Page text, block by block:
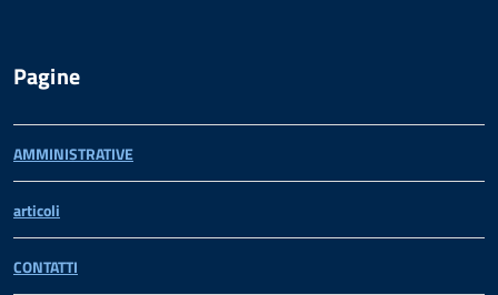
Pagine
AMMINISTRATIVE
articoli
CONTATTI